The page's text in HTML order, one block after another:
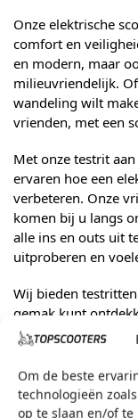
Om de beste
technologieën
op te slaan en/of
Onze elektrische
comfort en
en modern, maar
milieuvriendelijk.
wandeling wilt
vrienden, met een
Met onze testrit
ervaren hoe een
verbeteren. Onze
komen bij u langs
alle ins en outs uit
uitproberen en
Wij bieden
gemak kunt
past. U hoeft zich
regelen alles voor
vragen te
de juiste keuze.